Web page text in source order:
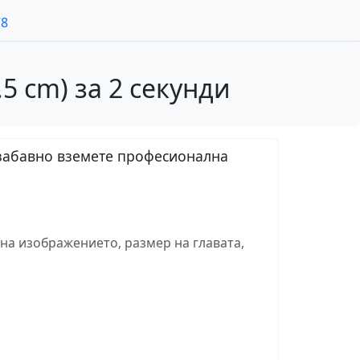
cm) за 2 секунди
вземете професионална
изображението, размер на главата,